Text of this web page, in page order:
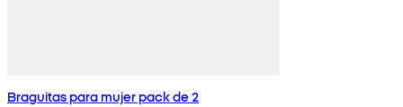
Braguitas para mujer pack de 2